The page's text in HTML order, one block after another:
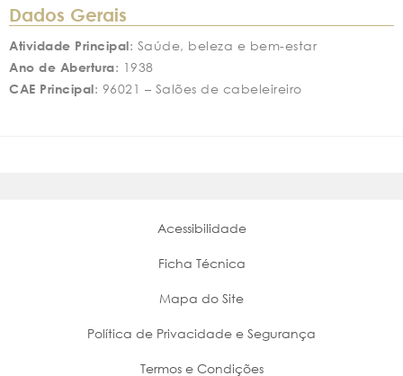
Dados Gerais
Atividade Principal: Saúde, beleza e bem-estar
Ano de Abertura: 1938
CAE Principal: 96021 – Salões de cabeleireiro
Acessibilidade
Ficha Técnica
Mapa do Site
Política de Privacidade e Segurança
Termos e Condições